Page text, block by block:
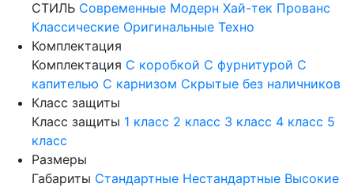
СТИЛЬ Современные Модерн Хай-тек Прованс
Классические Оригинальные Техно
Комплектация
Комплектация С коробкой С фурнитурой С
капителью С карнизом Скрытые без наличников
Класс защиты
Класс защиты 1 класс 2 класс 3 класс 4 класс 5
класс
Размеры
Габариты Стандартные Нестандартные Высокие